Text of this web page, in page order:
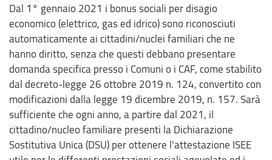
Dal 1° gennaio 2021 i bonus sociali per disagio
economico (elettrico, gas ed idrico) sono riconosciuti
automaticamente ai cittadini/nuclei familiari che ne
hanno diritto, senza che questi debbano presentare
domanda specifica presso i Comuni o i CAF, come stabilito
dal decreto-legge 26 ottobre 2019 n. 124, convertito con
modificazioni dalla legge 19 dicembre 2019, n. 157. Sarà
sufficiente che ogni anno, a partire dal 2021, il
cittadino/nucleo familiare presenti la Dichiarazione
Sostitutiva Unica (DSU) per ottenere l'attestazione ISEE